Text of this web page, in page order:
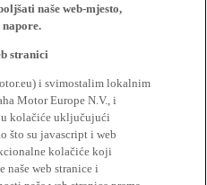
naše web-mjesto,
stranici
i svimostalim lokalnim
Motor Europe N.V., i
kolačiće uključujući
što su javascript i web
kolačiće koji
naše web stranice i